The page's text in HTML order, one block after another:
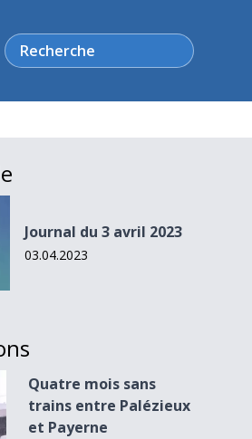
Rechercher
Journal du 3 avril 2023
03.04.2023
Palézieux et Payerne
Quatre mois sans
trains entre Palézieux
et Payerne